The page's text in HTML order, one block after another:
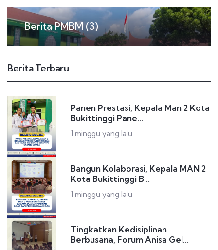
Berita PMBM (3)
Berita Terbaru
Panen Prestasi, Kepala Man 2 Kota
Bukittinggi Pane...
1 minggu yang lalu
Bangun Kolaborasi, Kepala MAN 2
Kota Bukittinggi B...
1 minggu yang lalu
Tingkatkan Kedisiplinan
Berbusana, Forum Anisa Gel...